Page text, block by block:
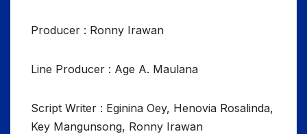
Producer : Ronny Irawan
Line Producer : Age A. Maulana
Script Writer : Eginina Oey, Henovia Rosalinda,
Key Mangunsong, Ronny Irawan